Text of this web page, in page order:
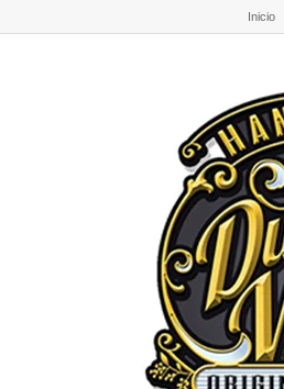
Inicio